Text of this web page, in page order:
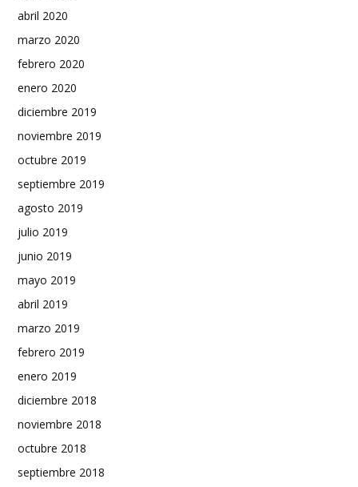
abril 2020
marzo 2020
febrero 2020
enero 2020
diciembre 2019
noviembre 2019
octubre 2019
septiembre 2019
agosto 2019
julio 2019
junio 2019
mayo 2019
abril 2019
marzo 2019
febrero 2019
enero 2019
diciembre 2018
noviembre 2018
octubre 2018
septiembre 2018